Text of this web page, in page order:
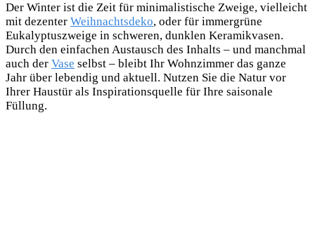
Der Winter ist die Zeit für minimalistische Zweige, vielleicht
mit dezenter Weihnachtsdeko, oder für immergrüne
Eukalyptuszweige in schweren, dunklen Keramikvasen.
Durch den einfachen Austausch des Inhalts – und manchmal
auch der Vase selbst – bleibt Ihr Wohnzimmer das ganze
Jahr über lebendig und aktuell. Nutzen Sie die Natur vor
Ihrer Haustür als Inspirationsquelle für Ihre saisonale
Füllung.